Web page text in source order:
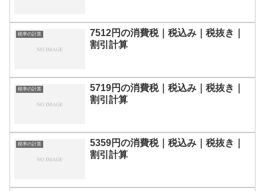
税率の計算
7512円の消費税｜税込み｜税抜き｜
割引計算
税率の計算
5719円の消費税｜税込み｜税抜き｜
割引計算
税率の計算
5359円の消費税｜税込み｜税抜き｜
割引計算